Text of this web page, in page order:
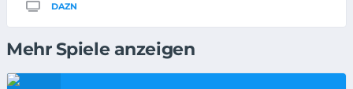
DAZN
Mehr Spiele anzeigen